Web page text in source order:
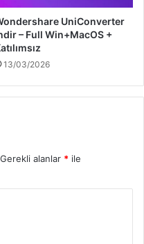
UniConverter
– Full Win+MacOS +
13/03/2026
Gerekli alanlar * ile